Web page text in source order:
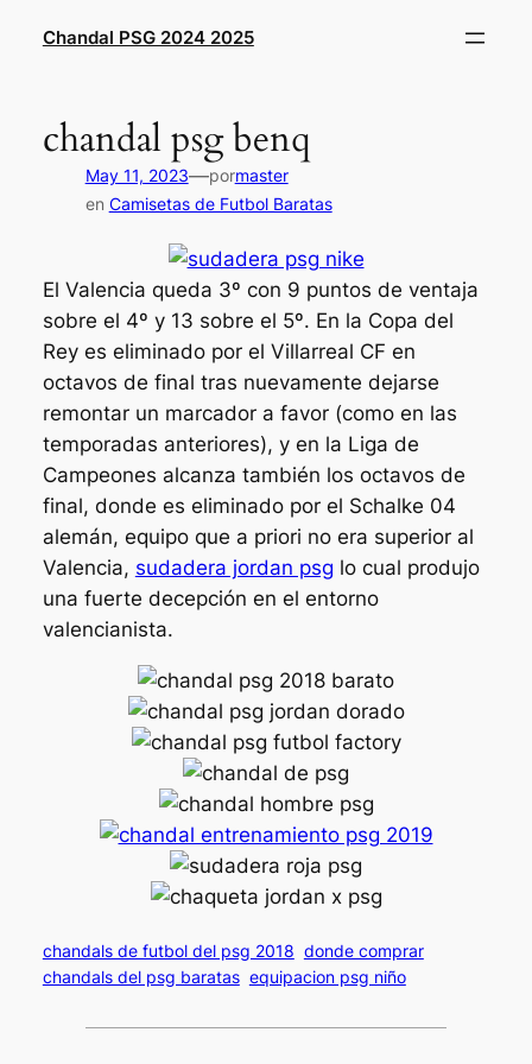
Chandal PSG 2024 2025
chandal psg benq
May 11, 2023—pormaster
en Camisetas de Futbol Baratas
El Valencia queda 3º con 9 puntos de ventaja
sobre el 4º y 13 sobre el 5º. En la Copa del
Rey es eliminado por el Villarreal CF en
octavos de final tras nuevamente dejarse
remontar un marcador a favor (como en las
temporadas anteriores), y en la Liga de
Campeones alcanza también los octavos de
final, donde es eliminado por el Schalke 04
alemán, equipo que a priori no era superior al
Valencia, sudadera jordan psg lo cual produjo
una fuerte decepción en el entorno
valencianista.
chandals de futbol del psg 2018 donde comprar
chandals del psg baratas equipacion psg niño